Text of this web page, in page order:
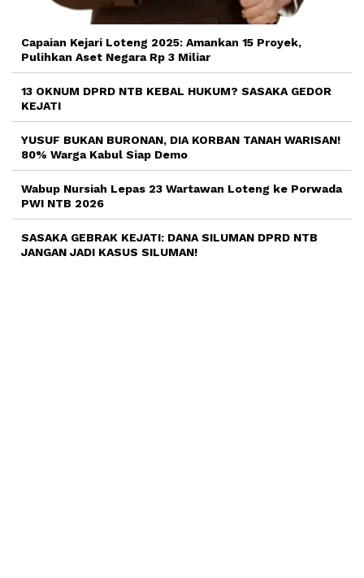
Capaian Kejari Loteng 2025: Amankan 15 Proyek,
Pulihkan Aset Negara Rp 3 Miliar
13 OKNUM DPRD NTB KEBAL HUKUM? SASAKA GEDOR
KEJATI
YUSUF BUKAN BURONAN, DIA KORBAN TANAH WARISAN!
80% Warga Kabul Siap Demo
Wabup Nursiah Lepas 23 Wartawan Loteng ke Porwada
PWI NTB 2026
SASAKA GEBRAK KEJATI: DANA SILUMAN DPRD NTB
JANGAN JADI KASUS SILUMAN!